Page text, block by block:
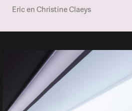
Eric en Christine Claeys